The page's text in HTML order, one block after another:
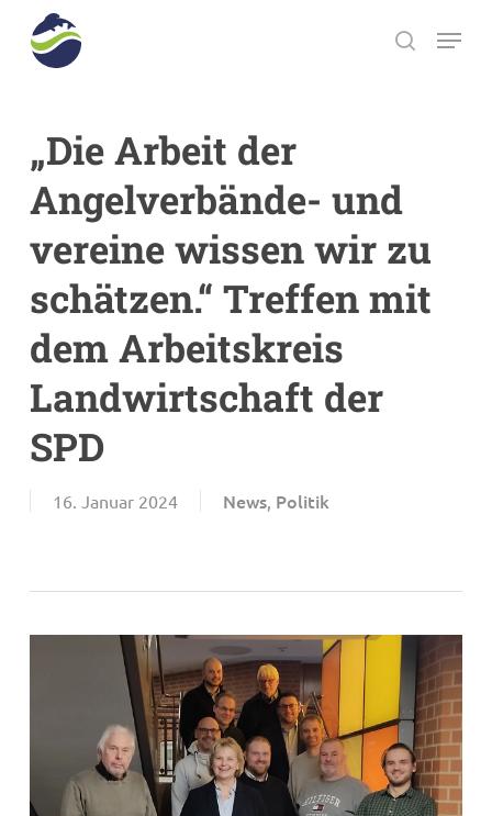
search
Menu
„Die Arbeit der
Angelverbände- und
vereine wissen wir zu
schätzen.“ Treffen mit
dem Arbeitskreis
Landwirtschaft der
SPD
16. Januar 2024 News, Politik